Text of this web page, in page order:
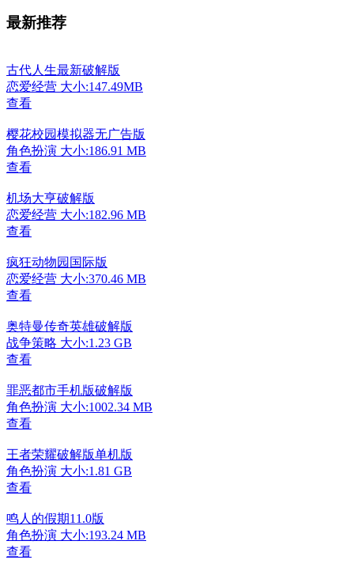
最新推荐
古代人生最新破解版
恋爱经营 大小:147.49MB
查看
樱花校园模拟器无广告版
角色扮演 大小:186.91 MB
查看
机场大亨破解版
恋爱经营 大小:182.96 MB
查看
疯狂动物园国际版
恋爱经营 大小:370.46 MB
查看
奥特曼传奇英雄破解版
战争策略 大小:1.23 GB
查看
罪恶都市手机版破解版
角色扮演 大小:1002.34 MB
查看
王者荣耀破解版单机版
角色扮演 大小:1.81 GB
查看
鸣人的假期11.0版
角色扮演 大小:193.24 MB
查看